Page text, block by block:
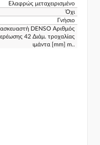
Ελαφρώς μεταχειρισμένο
Όχι
Γνήσιο
DENSO Αριθμός
42 Διάμ. τροχαλίας
ιμάντα [mm] m..